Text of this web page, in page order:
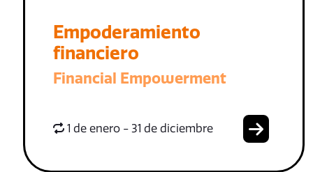
Empoderamiento
financiero
Financial Empowerment
1 de enero - 31 de diciembre